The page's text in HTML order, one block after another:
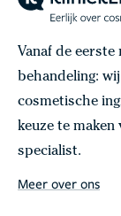
Vanaf de
behandeling:
cosmetische
keuze te maken
specialist.
Meer over ons